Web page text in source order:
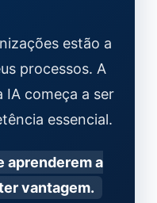
estão a
processos. A
IA começa a ser
essencial.
aprenderem a
vantagem.